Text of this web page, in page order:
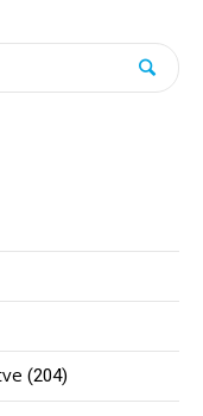
(204)